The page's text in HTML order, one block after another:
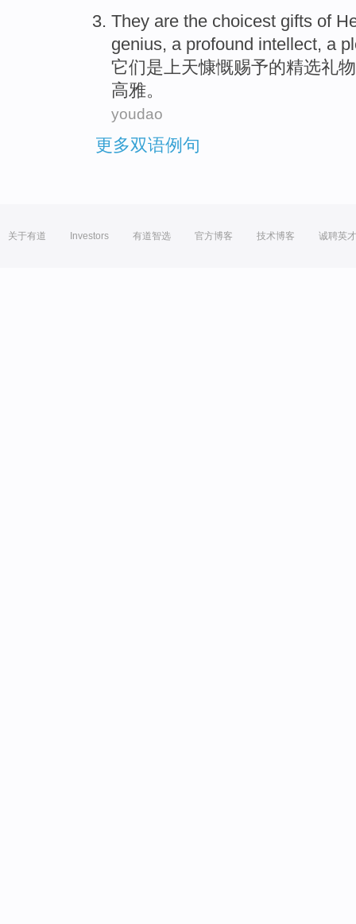
They are the choicest gifts of
genius, a profound intellect, a
它们是上天慷慨赐予的精选礼物
高雅。
youdao
更多双语例句
关于有道 Investors 有道智选 官方博客 技术博客 诚聘英才